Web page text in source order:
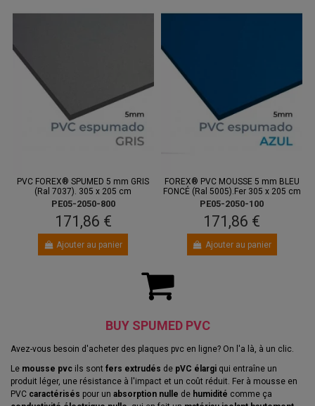
PVC FOREX® SPUMED 5 mm GRIS
(Ral 7037). 305 x 205 cm
PE05-2050-800
171,86 €
Ajouter au panier
FOREX® PVC MOUSSE 5 mm BLEU
FONCÉ (Ral 5005).Fer 305 x 205 cm
PE05-2050-100
171,86 €
Ajouter au panier
BUY SPUMED PVC
Avez-vous besoin d'acheter des plaques pvc en ligne? On l'a là, à un clic.
Le mousse pvc ils sont fers extrudés de pVC élargi qui entraîne un
produit léger, une résistance à l'impact et un coût réduit. Fer à mousse en
PVC caractérisés pour un absorption nulle de humidité comme ça